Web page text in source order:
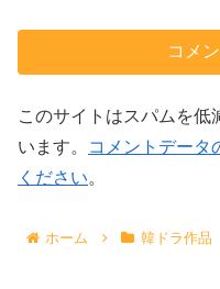
コメ
このサイトはスパムを低
います。
コメントデータ
ください。
ホーム 韓ドラ作品